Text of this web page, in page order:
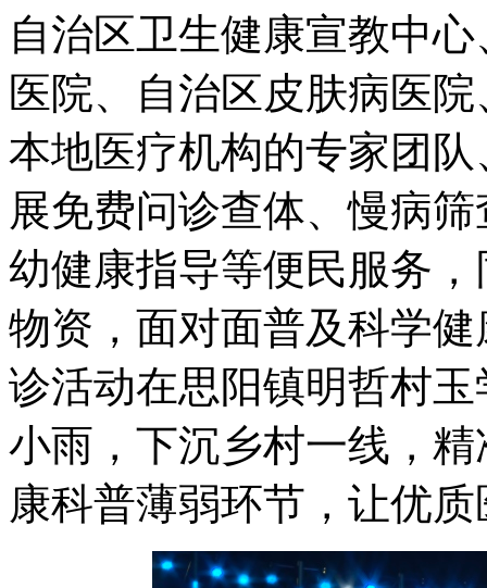
自治区卫生健康宣教中
医院、自治区皮肤病医
本地医疗机构的专家团
展免费问诊查体、慢病
幼健康指导等便民服务
物资，面对面普及科学
诊活动在思阳镇明哲村
小雨，下沉乡村一线，
康科普薄弱环节，让优